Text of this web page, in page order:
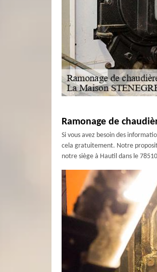
Ramonage de
Si vous avez besoin des
cela gratuitement. Notre
notre siège à Hautil dans le